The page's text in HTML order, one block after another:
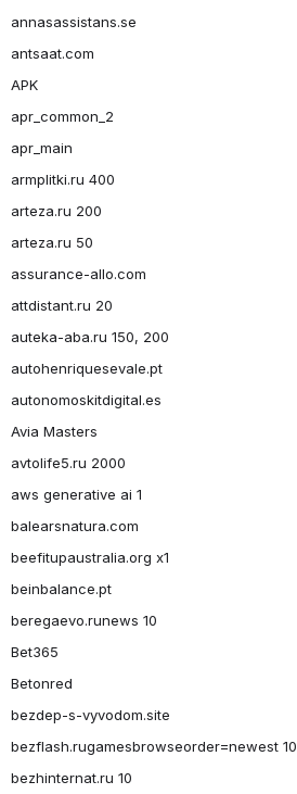
annasassistans.se
antsaat.com
APK
apr_common_2
apr_main
armplitki.ru 400
arteza.ru 200
arteza.ru 50
assurance-allo.com
attdistant.ru 20
auteka-aba.ru 150, 200
autohenriquesevale.pt
autonomoskitdigital.es
Avia Masters
avtolife5.ru 2000
aws generative ai 1
balearsnatura.com
beefitupaustralia.org x1
beinbalance.pt
beregaevo.runews 10
Bet365
Betonred
bezdep-s-vyvodom.site
bezflash.rugamesbrowseorder=newest 10
bezhinternat.ru 10